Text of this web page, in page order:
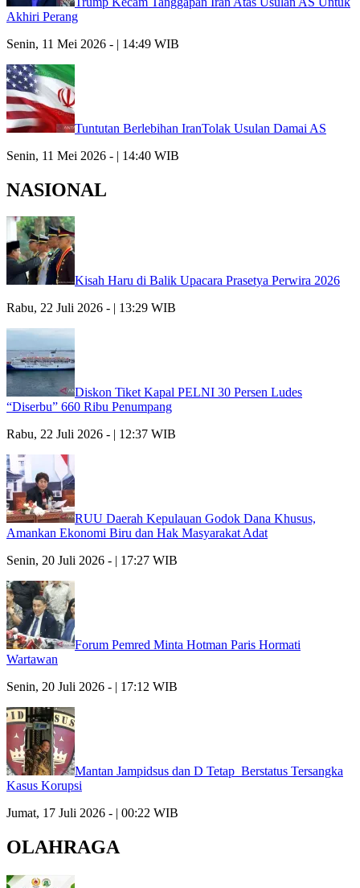
Akhiri Perang
Senin, 11 Mei 2026 - | 14:49 WIB
Tuntutan Berlebihan IranTolak Usulan Damai AS
Senin, 11 Mei 2026 - | 14:40 WIB
NASIONAL
Kisah Haru di Balik Upacara Prasetya Perwira 2026
Rabu, 22 Juli 2026 - | 13:29 WIB
Diskon Tiket Kapal PELNI 30 Persen Ludes
“Diserbu” 660 Ribu Penumpang
Rabu, 22 Juli 2026 - | 12:37 WIB
RUU Daerah Kepulauan Godok Dana Khusus,
Amankan Ekonomi Biru dan Hak Masyarakat Adat
Senin, 20 Juli 2026 - | 17:27 WIB
Forum Pemred Minta Hotman Paris Hormati
Wartawan
Senin, 20 Juli 2026 - | 17:12 WIB
Mantan Jampidsus dan D Tetap Berstatus Tersangka
Kasus Korupsi
Jumat, 17 Juli 2026 - | 00:22 WIB
OLAHRAGA